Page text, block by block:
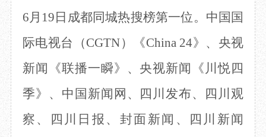
6月19日成都同城热搜榜第一位。中国国
际电视台（CGTN）《China 24》、央视
新闻《联播一瞬》、央视新闻《川悦四
季》、中国新闻网、四川发布、四川观
察、四川日报、封面新闻、四川新闻